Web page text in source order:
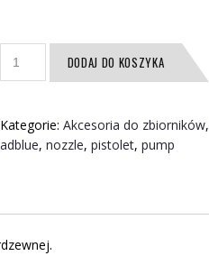
Pistolet
do
AdBlue®
DODAJ DO KOSZYKA
Kategorie: Akcesoria do zbiorników,
adblue, nozzle, pistolet, pump